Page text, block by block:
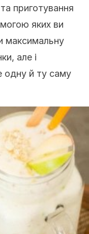
приготування
яких ви
максимальну
але і
одну й ту саму